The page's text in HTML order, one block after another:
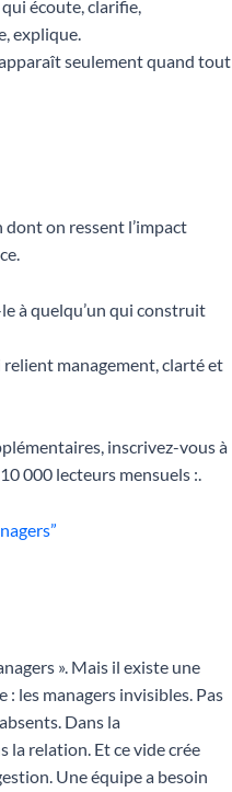
écoute, clarifie,
explique.
seulement quand tout
dont on ressent l’impact
le à quelqu’un qui construit
management, clarté et
inscrivez-vous à
000 lecteurs mensuels :.
». Mais il existe une
les managers invisibles. Pas
Dans la
la relation. Et ce vide crée
Une équipe a besoin